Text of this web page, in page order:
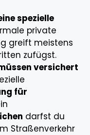
spezielle
private
greift meistens
zufügst.
versichert
für
darfst du
Straßenverkehr